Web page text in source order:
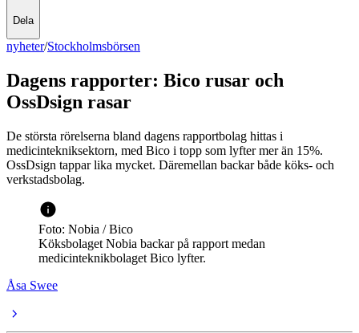
Dela
nyheter/Stockholmsbörsen
Dagens rapporter: Bico rusar och
OssDsign rasar
De största rörelserna bland dagens rapportbolag hittas i
medicintekniksektorn, med Bico i topp som lyfter mer än 15%.
OssDsign tappar lika mycket. Däremellan backar både köks- och
verkstadsbolag.
Foto: Nobia / Bico
Köksbolaget Nobia backar på rapport medan
medicinteknikbolaget Bico lyfter.
Åsa Swee